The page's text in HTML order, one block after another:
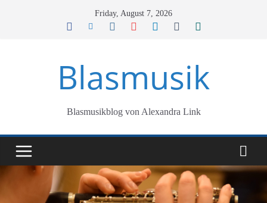
Friday, August 7, 2026
Blasmusik
Blasmusikblog von Alexandra Link